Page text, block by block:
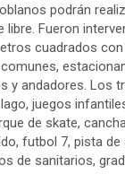
podrán
libre. Fueron
cuadrados
y andadores. Los
juegos
de skate,
futbol 7, pista de
de sanitarios,